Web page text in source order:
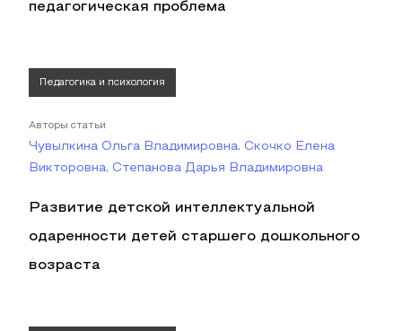
педагогическая проблема
Педагогика и психология
Авторы статьи
Чувылкина Ольга Владимировна, Скочко Елена
Викторовна, Степанова Дарья Владимировна
Развитие детской интеллектуальной
одаренности детей старшего дошкольного
возраста